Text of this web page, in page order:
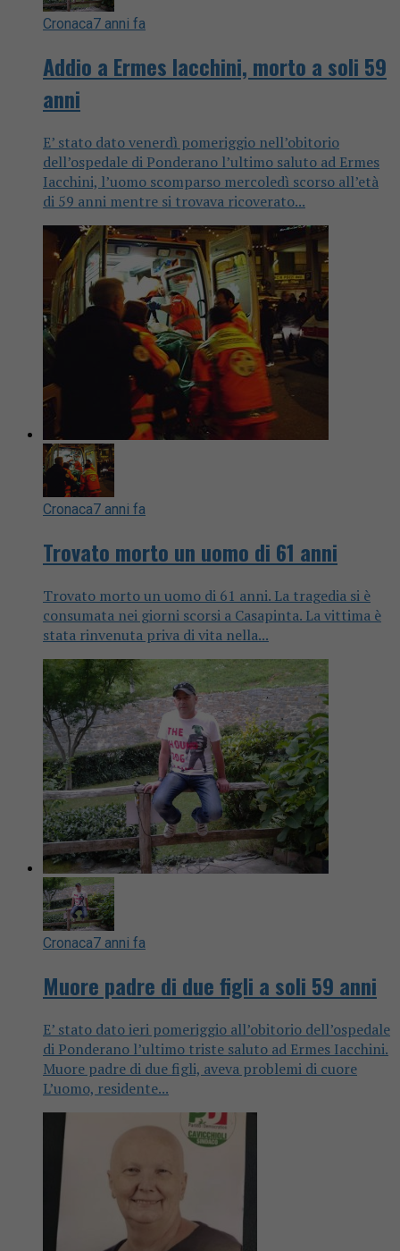
Cronaca7 anni fa
Addio a Ermes Iacchini, morto a soli 59
anni
E’ stato dato venerdì pomeriggio nell’obitorio
dell’ospedale di Ponderano l’ultimo saluto ad Ermes
Iacchini, l’uomo scomparso mercoledì scorso all’età
di 59 anni mentre si trovava ricoverato...
Cronaca7 anni fa
Trovato morto un uomo di 61 anni
Trovato morto un uomo di 61 anni. La tragedia si è
consumata nei giorni scorsi a Casapinta. La vittima è
stata rinvenuta priva di vita nella...
Cronaca7 anni fa
Muore padre di due figli a soli 59 anni
E’ stato dato ieri pomeriggio all’obitorio dell’ospedale
di Ponderano l’ultimo triste saluto ad Ermes Iacchini.
Muore padre di due figli, aveva problemi di cuore
L’uomo, residente...